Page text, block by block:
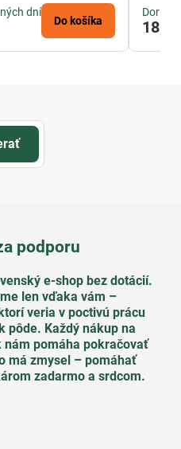
dní
Do košíka
podporu
e-shop bez dotácií​.
len vďaka vám –
veria v poctivú prácu
pôde​. Každý nákup na
nám pomáha pokračovať
má zmysel – pomáhať
zadarmo a srdcom​.